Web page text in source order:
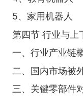
5、家用机器人
第四节 行业与上
一、行业产业链
二、国内市场被
三、关键零部件